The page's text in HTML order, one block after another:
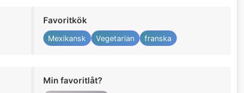
Favoritkök
Mexikansk Vegetarian franska
Min favoritlåt?